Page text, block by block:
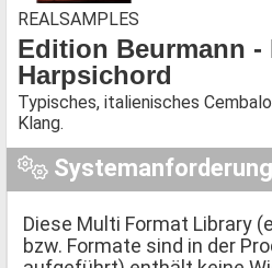
REALSAMPLES
Edition Beurmann -
Harpsichord
Typisches, italienisches
Klang.
Systemanforderung
Diese Multi Format Library
bzw. Formate sind in der